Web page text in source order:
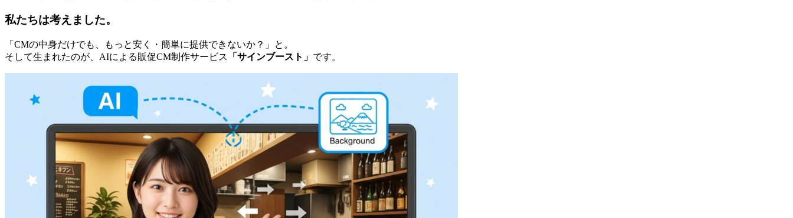
私たちは考えました。
「CMの中身だけでも、もっと安く・簡単に提供できないか？」と。
そして生まれたのが、AIによる販促CM制作サービス
「サインブースト」 です。